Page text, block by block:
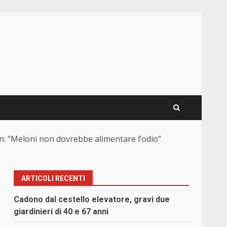
“Meloni non dovrebbe alimentare l’odio”
ARTICOLI RECENTI
Cadono dal cestello elevatore, gravi due
giardinieri di 40 e 67 anni